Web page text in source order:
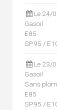
Le 24/
Gasoil
E85
SP95 /
Le 23/
Gasoil
Sans
E85
SP95 /